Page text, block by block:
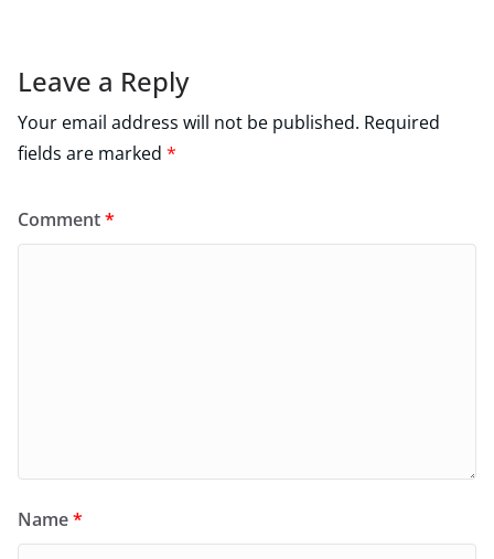
Leave a Reply
Your email address will not be published. Required
fields are marked *
Comment*
Name*